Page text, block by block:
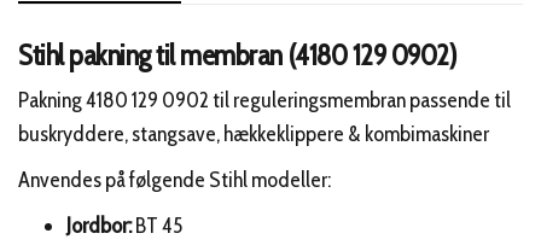
Stihl pakning til membran (4180 129 0902)
Pakning 4180 129 0902 til reguleringsmembran passende til
buskryddere, stangsave, hækkeklippere & kombimaskiner
Anvendes på følgende Stihl modeller:
Jordbor:BT 45